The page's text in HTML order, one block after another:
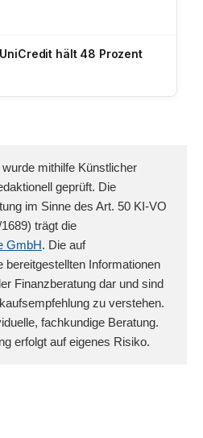
hält 48 Prozent
mithilfe Künstlicher
geprüft. Die
im Sinne des Art. 50 KI-VO
trägt die
GmbH. Die auf
bereitgestellten Informationen
Finanzberatung dar und sind
zu verstehen.
fachkundige Beratung.
erfolgt auf eigenes Risiko.